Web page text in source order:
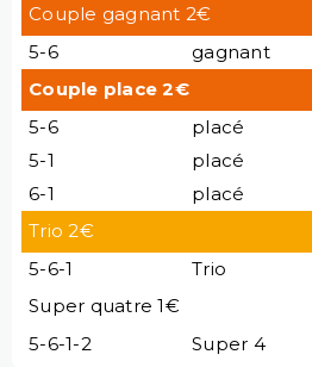
Couple gagnant 2€
5-6
gagnant
Couple place 2€
5-6
placé
5-1
placé
6-1
placé
Trio 2€
5-6-1
Trio
Super quatre 1€
5-6-1-2
Super 4